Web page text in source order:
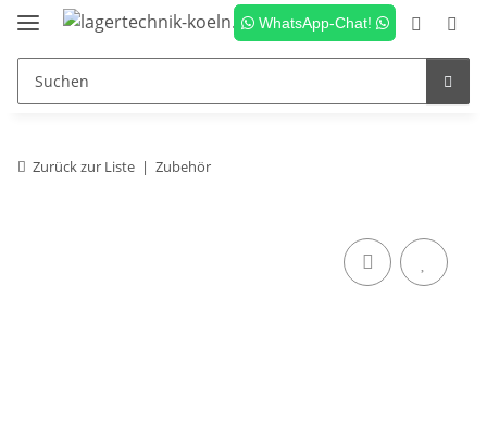
WhatsApp-Chat!
Zurück zur Liste Zubehör